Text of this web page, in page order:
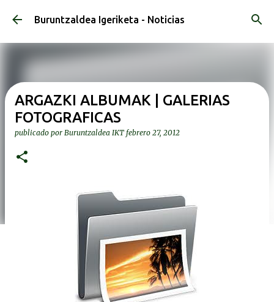
Ir al contenido principal
Buruntzaldea Igeriketa - Noticias
ARGAZKI ALBUMAK | GALERIAS
FOTOGRAFICAS
publicado por Buruntzaldea IKT febrero 27, 2012